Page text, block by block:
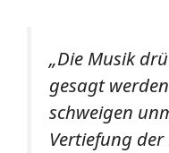
„Die Musik
gesagt
schweigen
Vertiefung der